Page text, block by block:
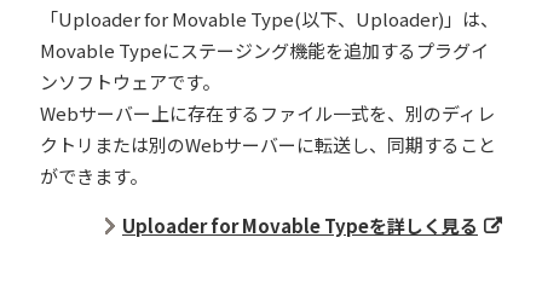
「Uploader for Movable Type(以下、Uploader)」は、
Movable Typeにステージング機能を追加するプラグイ
ンソフトウェアです。
Webサーバー上に存在するファイル一式を、別のディレ
クトリまたは別のWebサーバーに転送し、同期すること
ができます。
Uploader for Movable Typeを詳しく見る